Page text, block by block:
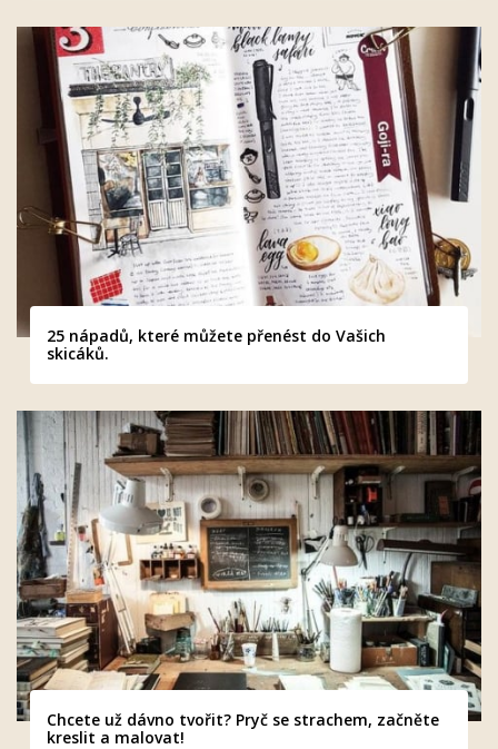
25 nápadů, které můžete přenést do Vašich
skicáků.
Chcete už dávno tvořit? Pryč se strachem, začněte
kreslit a malovat!